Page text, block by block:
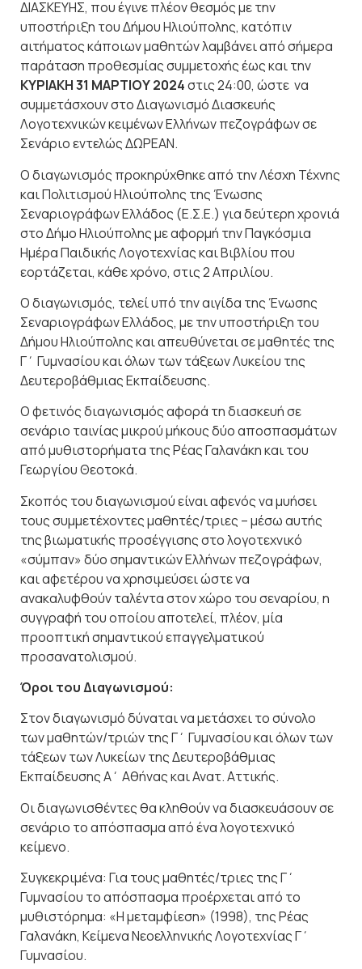
ΔΙΑΣΚΕΥΗΣ, που έγινε πλέον θεσμός με την
υποστήριξη του Δήμου Ηλιούπολης, κατόπιν
αιτήματος κάποιων μαθητών λαμβάνει από σήμερα
παράταση προθεσμίας συμμετοχής έως και την
ΚΥΡΙΑΚΗ 31 ΜΑΡΤΙΟΥ 2024στις 24:00, ώστε να
συμμετάσχουν στο Διαγωνισμό Διασκευής
Λογοτεχνικών κειμένων Ελλήνων πεζογράφων σε
Σενάριο εντελώς ΔΩΡΕΑΝ.
Ο διαγωνισμός προκηρύχθηκε από την Λέσχη Τέχνης
και Πολιτισμού Ηλιούπολης της Ένωσης
Σεναριογράφων Ελλάδος (Ε.Σ.Ε.) για δεύτερη χρονιά
στο Δήμο Ηλιούπολης με αφορμή την Παγκόσμια
Ημέρα Παιδικής Λογοτεχνίας και Βιβλίου που
εορτάζεται, κάθε χρόνο, στις 2 Απριλίου.
Ο διαγωνισμός, τελεί υπό την αιγίδα της Ένωσης
Σεναριογράφων Ελλάδος, με την υποστήριξη του
Δήμου Ηλιούπολης και απευθύνεται σε μαθητές της
Γ΄ Γυμνασίου και όλων των τάξεων Λυκείου της
Δευτεροβάθμιας Εκπαίδευσης.
Ο φετινός διαγωνισμός αφορά τη διασκευή σε
σενάριο ταινίας μικρού μήκους δύο αποσπασμάτων
από μυθιστορήματα της Ρέας Γαλανάκη και του
Γεωργίου Θεοτοκά.
Σκοπός του διαγωνισμού είναι αφενός να μυήσει
τους συμμετέχοντες μαθητές/τριες – μέσω αυτής
της βιωματικής προσέγγισης στο λογοτεχνικό
«σύμπαν» δύο σημαντικών Ελλήνων πεζογράφων,
και αφετέρου να χρησιμεύσει ώστε να
ανακαλυφθούν ταλέντα στον χώρο του σεναρίου, η
συγγραφή του οποίου αποτελεί, πλέον, μία
προοπτική σημαντικού επαγγελματικού
προσανατολισμού.
Όροι του Διαγωνισμού:
Στον διαγωνισμό δύναται να μετάσχει το σύνολο
των μαθητών/τριών της Γ΄ Γυμνασίου και όλων των
τάξεων των Λυκείων της Δευτεροβάθμιας
Εκπαίδευσης Α΄ Αθήνας και Ανατ. Αττικής.
Οι διαγωνισθέντες θα κληθούν να διασκευάσουν σε
σενάριο το απόσπασμα από ένα λογοτεχνικό
κείμενο.
Συγκεκριμένα: Για τους μαθητές/τριες της Γ΄
Γυμνασίου το απόσπασμα προέρχεται από το
μυθιστόρημα: «Η μεταμφίεση» (1998), της Ρέας
Γαλανάκη, Κείμενα Νεοελληνικής Λογοτεχνίας Γ΄
Γυμνασίου.